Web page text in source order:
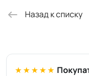
Назад к списку
★★★★★